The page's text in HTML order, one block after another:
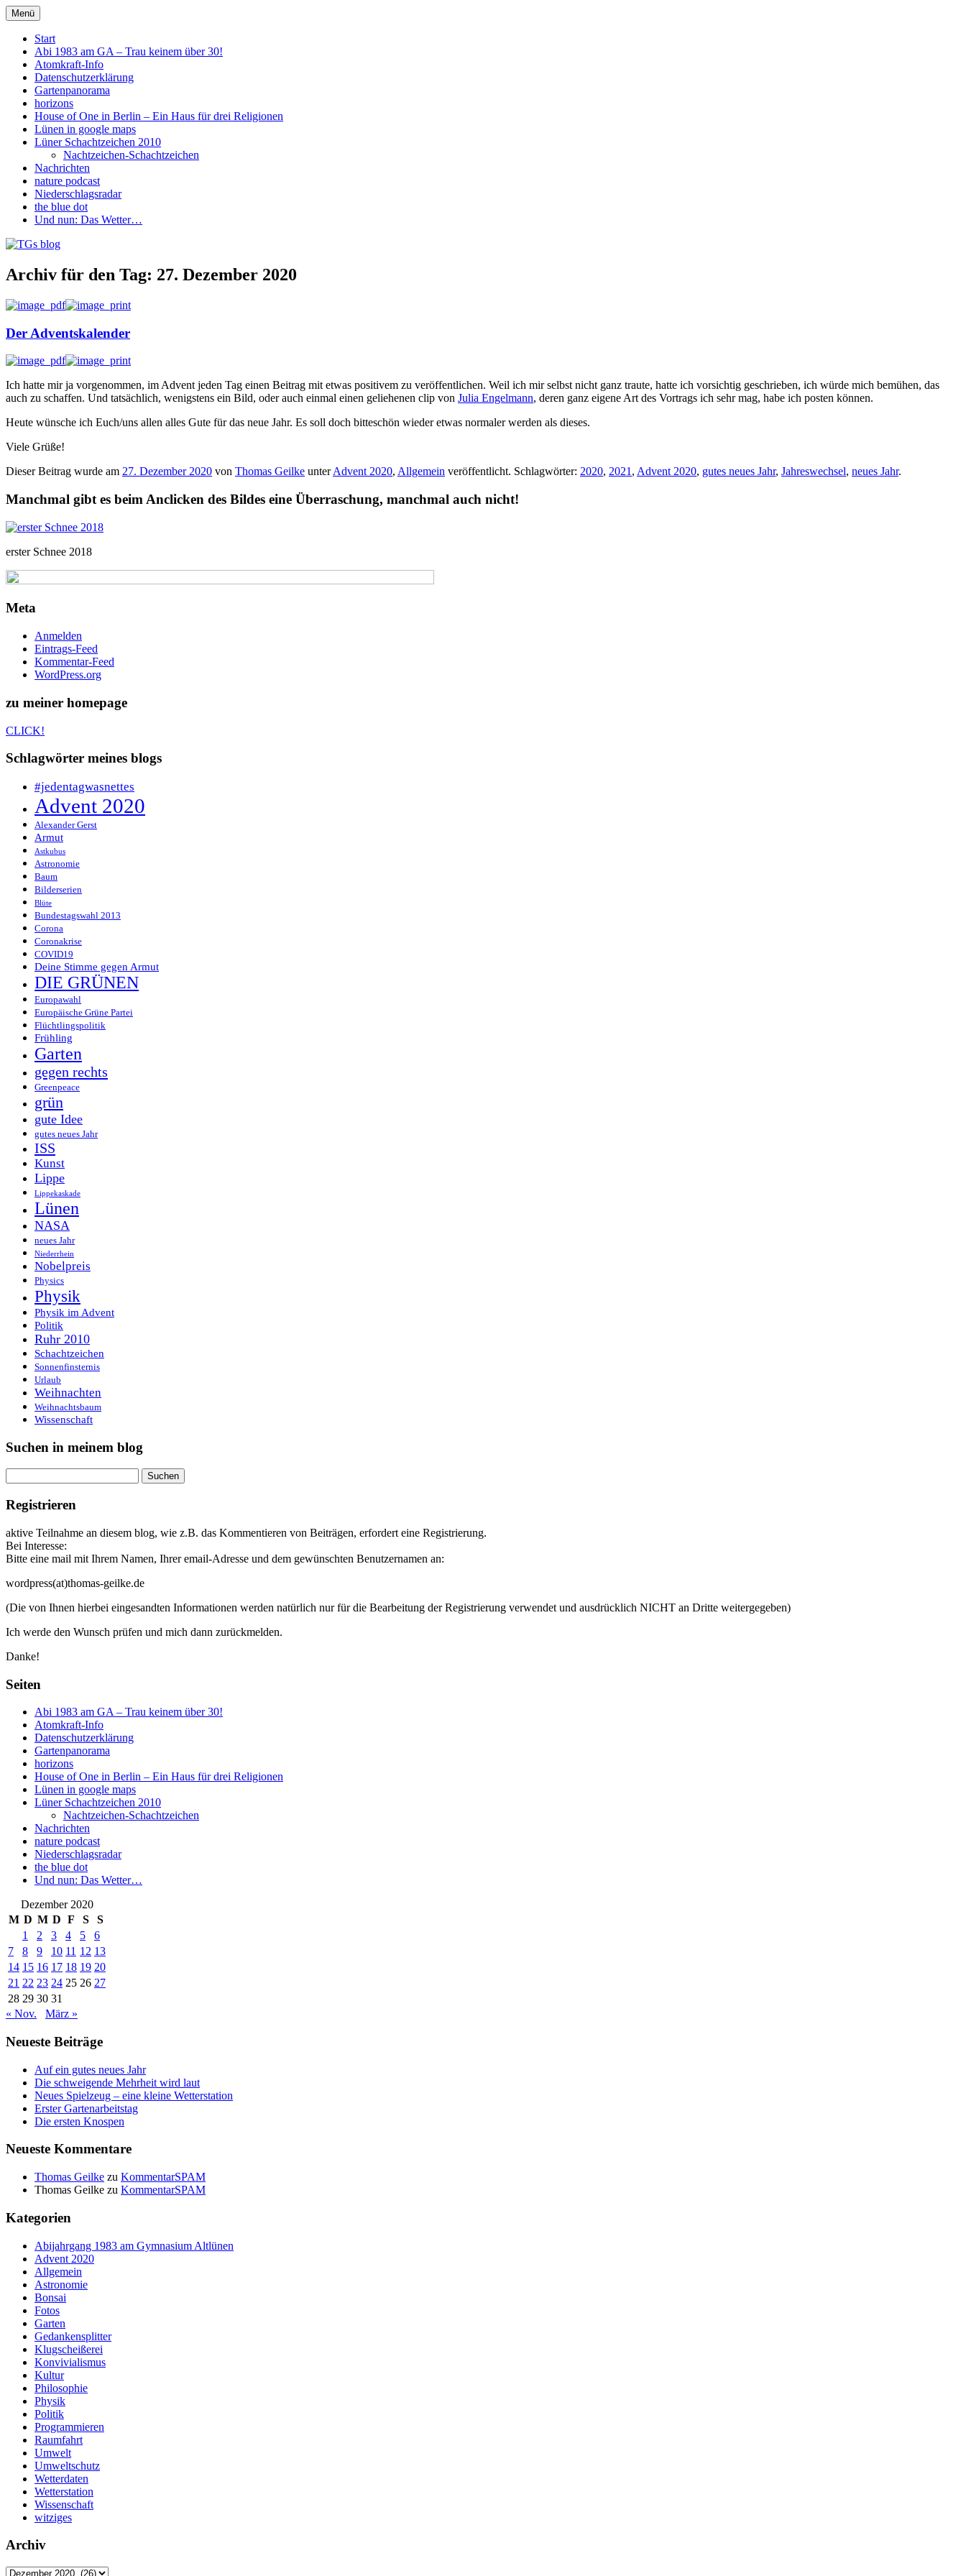
Zum
Inhalt
springen
TGs blog
Menü
Start
Abi 1983 am GA – Trau keinem über 30!
Atomkraft-Info
Datenschutzerklärung
Gartenpanorama
horizons
House of One in Berlin – Ein Haus für drei Religionen
Lünen in google maps
Lüner Schachtzeichen 2010
Nachtzeichen-Schachtzeichen
Nachrichten
nature podcast
Niederschlagsradar
the blue dot
Und nun: Das Wetter…
Archiv für den Tag: 27. Dezember 2020
Der Adventskalender
Ich hatte mir ja vorgenommen, im Advent jeden Tag einen Beitrag mit etwas positivem zu veröffentlichen. Weil ich mir selbst nicht ganz traute, hatte ich vorsichtig geschrieben, ich würde mich bemühen, das
auch zu schaffen. Und tatsächlich, wenigstens ein Bild, oder auch einmal einen geliehenen clip von Julia Engelmann, deren ganz eigene Art des Vortrags ich sehr mag, habe ich posten können.
Heute wünsche ich Euch/uns allen alles Gute für das neue Jahr. Es soll doch bitteschön wieder etwas normaler werden als dieses.
Viele Grüße!
Dieser Beitrag wurde am 27. Dezember 2020 von Thomas Geilke unterAdvent 2020, Allgemein veröffentlicht. Schlagwörter: 2020, 2021 , Advent 2020, gutes neues Jahr, Jahreswechsel, neues Jahr.
Manchmal gibt es beim Anclicken des Bildes eine Überraschung, manchmal auch nicht!
erster Schnee 2018
Meta
Anmelden
Eintrags-Feed
Kommentar-Feed
WordPress.org
zu meiner homepage
CLICK!
Schlagwörter meines blogs
#jedentagwasnettes
Advent 2020
Alexander Gerst
Armut
Astkubus
Astronomie
Baum
Bilderserien
Blüte
Bundestagswahl 2013
Corona
Coronakrise
COVID19
Deine Stimme gegen Armut
DIE GRÜNEN
Europawahl
Europäische Grüne Partei
Flüchtlingspolitik
Frühling
Garten
gegen rechts
Greenpeace
grün
gute Idee
gutes neues Jahr
ISS
Kunst
Lippe
Lippekaskade
Lünen
NASA
neues Jahr
Niederrhein
Nobelpreis
Physics
Physik
Physik im Advent
Politik
Ruhr 2010
Schachtzeichen
Sonnenfinsternis
Urlaub
Weihnachten
Weihnachtsbaum
Wissenschaft
Suchen in meinem blog
nach:
Registrieren
aktive Teilnahme an diesem blog, wie z.B. das Kommentieren von Beiträgen, erfordert eine Registrierung.
Bei Interesse:
Bitte eine mail mit Ihrem Namen, Ihrer email-Adresse und dem gewünschten Benutzernamen an:
wordpress(at)thomas-geilke.de
(Die von Ihnen hierbei eingesandten Informationen werden natürlich nur für die Bearbeitung der Registrierung verwendet und ausdrücklich NICHT an Dritte weitergegeben)
Ich werde den Wunsch prüfen und mich dann zurückmelden.
Danke!
Seiten
Abi 1983 am GA – Trau keinem über 30!
Atomkraft-Info
Datenschutzerklärung
Gartenpanorama
horizons
House of One in Berlin – Ein Haus für drei Religionen
Lünen in google maps
Lüner Schachtzeichen 2010
Nachtzeichen-Schachtzeichen
Nachrichten
nature podcast
Niederschlagsradar
the blue dot
Und nun: Das Wetter…
Dezember 2020
M D M D F S
S
1
2 3 4 5
6
7
8 9 10 11 12 13
14 15 16 17 18 19 20
21 22 23 24 25 26 27
28 29 30 31
« Nov.
März »
Neueste Beiträge
Auf ein gutes neues Jahr
Die schweigende Mehrheit wird laut
Neues Spielzeug – eine kleine Wetterstation
Erster Gartenarbeitstag
Die ersten Knospen
Neueste Kommentare
Thomas Geilke zu KommentarSPAM
Thomas Geilke zu KommentarSPAM
Kategorien
Abijahrgang 1983 am Gymnasium Altlünen
Advent 2020
Allgemein
Astronomie
Bonsai
Fotos
Garten
Gedankensplitter
Klugscheißerei
Konvivialismus
Kultur
Philosophie
Physik
Politik
Programmieren
Raumfahrt
Umwelt
Umweltschutz
Wetterdaten
Wetterstation
Wissenschaft
witziges
Archiv
Archiv